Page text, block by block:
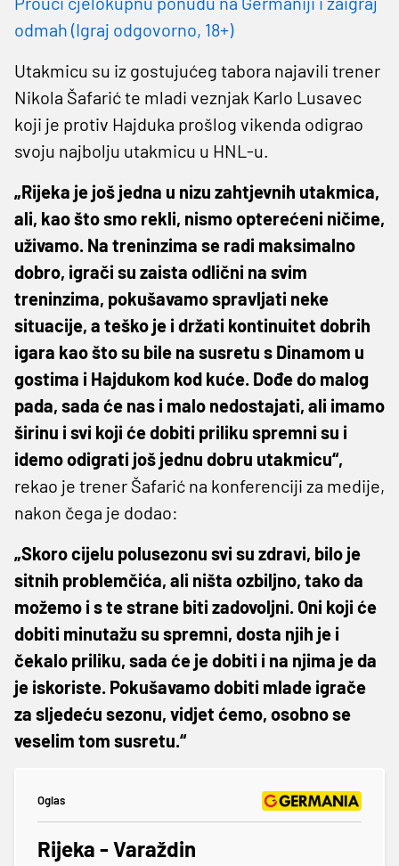
odmah (Igraj odgovorno, 18+)
Utakmicu su iz gostujućeg tabora najavili trener
Nikola Šafarić te mladi veznjak Karlo Lusavec
koji je protiv Hajduka prošlog vikenda odigrao
svoju najbolju utakmicu u HNL-u.
„Rijeka je još jedna u nizu zahtjevnih utakmica,
ali, kao što smo rekli, nismo opterećeni ničime,
uživamo. Na treninzima se radi maksimalno
dobro, igrači su zaista odlični na svim
treninzima, pokušavamo spravljati neke
situacije, a teško je i držati kontinuitet dobrih
igara kao što su bile na susretu s Dinamom u
gostima i Hajdukom kod kuće. Dođe do malog
pada, sada će nas i malo nedostajati, ali imamo
širinu i svi koji će dobiti priliku spremni su i
idemo odigrati još jednu dobru utakmicu“,
rekao je trener Šafarić na konferenciji za medije,
nakon čega je dodao:
„Skoro cijelu polusezonu svi su zdravi, bilo je
sitnih problemčića, ali ništa ozbiljno, tako da
možemo i s te strane biti zadovoljni. Oni koji će
dobiti minutažu su spremni, dosta njih je i
čekalo priliku, sada će je dobiti i na njima je da
je iskoriste. Pokušavamo dobiti mlade igrače
za sljedeću sezonu, vidjet ćemo, osobno se
veselim tom susretu.“
Oglas
Rijeka - Varaždin